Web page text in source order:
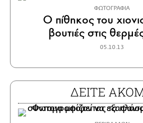
ΦΩΤΟΓΡΑΦΙΑ
Ο πίθηκος του
βουτιές στις
05.10.13
ΔΕΙΤΕ